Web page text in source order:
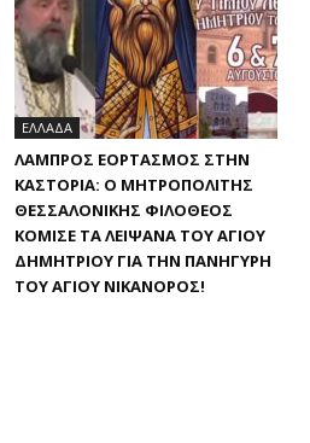
ΕΛΛΑΔΑ
ΛΑΜΠΡΌΣ ΕΟΡΤΑΣΜΌΣ ΣΤΗΝ
ΚΑΣΤΟΡΙΆ: Ο ΜΗΤΡΟΠΟΛΊΤΗΣ
ΘΕΣΣΑΛΟΝΊΚΗΣ ΦΙΛΌΘΕΟΣ
ΚΌΜΙΣΕ ΤΑ ΛΕΊΨΑΝΑ ΤΟΥ ΑΓΊΟΥ
ΔΗΜΗΤΡΊΟΥ ΓΙΑ ΤΗΝ ΠΑΝΉΓΥΡΗ
ΤΟΥ ΑΓΊΟΥ ΝΙΚΆΝΟΡΟΣ!